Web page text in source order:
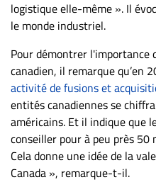
logistique elle-même ». Il
le monde industriel.
Pour démontrer l'importance
canadien, il remarque qu’en
activité de fusions et
entités canadiennes se
américains. Et il indique que
conseiller pour à peu près 50
Cela donne une idée de la
Canada », remarque-t-il.